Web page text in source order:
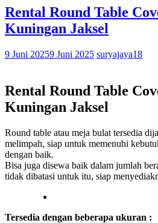
Rental Round Table
Kuningan Jaksel
9 Juni 20259 Juni 2025 suryajaya18
Rental Round Table
Kuningan Jaksel
Round table atau meja bulat tersedia
melimpah, siap untuk memenuhi
dengan baik.
Bisa juga disewa baik dalam jumlah
tidak dibatasi untuk itu, siap
Tersedia dengan beberapa ukuran :